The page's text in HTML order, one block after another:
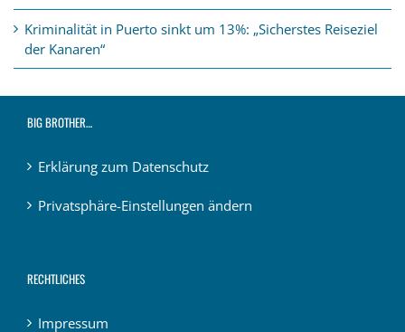
Kriminalität in Puerto sinkt um 13%: „Sicherstes Reiseziel
der Kanaren“
BIG BROTHER…
Erklärung zum Datenschutz
Privatsphäre-Einstellungen ändern
RECHTLICHES
Impressum